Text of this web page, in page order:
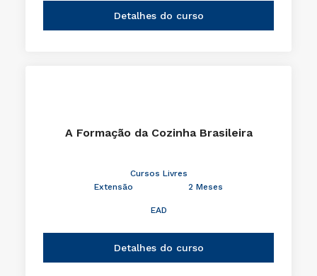
Detalhes do curso
A Formação da Cozinha Brasileira
Cursos Livres
Extensão
2 Meses
EAD
Detalhes do curso